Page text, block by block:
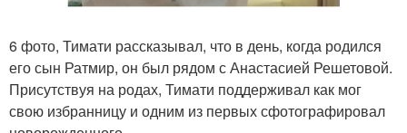
6 фото, Тимати рассказывал, что в день, когда родился
его сын Ратмир, он был рядом с Анастасией Решетовой.
Присутствуя на родах, Тимати поддерживал как мог
свою избранницу и одним из первых сфотографировал